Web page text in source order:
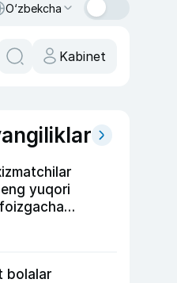
O‘zbekcha
Kabinet
yuqori
tutuvchi
bolalar